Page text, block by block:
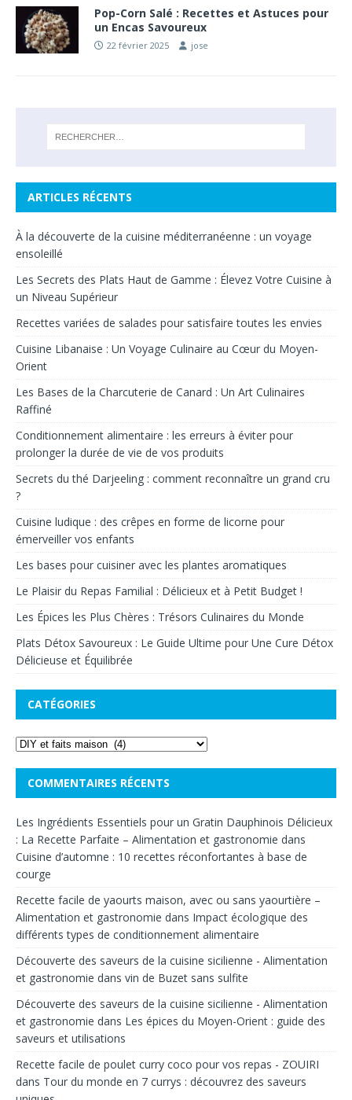
Pop-Corn Salé : Recettes et Astuces pour
un Encas Savoureux
22 février 2025 jose
ARTICLES RÉCENTS
À la découverte de la cuisine méditerranéenne : un voyage
ensoleillé
Les Secrets des Plats Haut de Gamme : Élevez Votre Cuisine à
un Niveau Supérieur
Recettes variées de salades pour satisfaire toutes les envies
Cuisine Libanaise : Un Voyage Culinaire au Cœur du Moyen-
Orient
Les Bases de la Charcuterie de Canard : Un Art Culinaires
Raffiné
Conditionnement alimentaire : les erreurs à éviter pour
prolonger la durée de vie de vos produits
Secrets du thé Darjeeling : comment reconnaître un grand cru
?
Cuisine ludique : des crêpes en forme de licorne pour
émerveiller vos enfants
Les bases pour cuisiner avec les plantes aromatiques
Le Plaisir du Repas Familial : Délicieux et à Petit Budget !
Les Épices les Plus Chères : Trésors Culinaires du Monde
Plats Détox Savoureux : Le Guide Ultime pour Une Cure Détox
Délicieuse et Équilibrée
CATÉGORIES
COMMENTAIRES RÉCENTS
Les Ingrédients Essentiels pour un Gratin Dauphinois Délicieux
: La Recette Parfaite – Alimentation et gastronomie dans
Cuisine d’automne : 10 recettes réconfortantes à base de
courge
Recette facile de yaourts maison, avec ou sans yaourtière –
Alimentation et gastronomie dans Impact écologique des
différents types de conditionnement alimentaire
Découverte des saveurs de la cuisine sicilienne - Alimentation
et gastronomie dans vin de Buzet sans sulfite
Découverte des saveurs de la cuisine sicilienne - Alimentation
et gastronomie dans Les épices du Moyen-Orient : guide des
saveurs et utilisations
Recette facile de poulet curry coco pour vos repas - ZOUIRI
dans Tour du monde en 7 currys : découvrez des saveurs